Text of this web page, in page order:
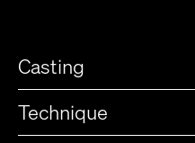
Casting
Technique